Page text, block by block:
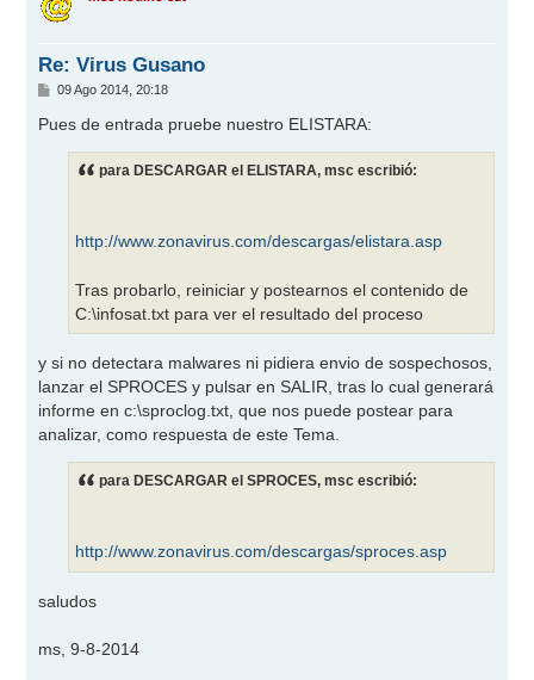
Re: Virus Gusano
M
n
s
09 Ago 2014, 20:18
Pues de entrada pruebe nuestro ELISTARA:
para DESCARGAR el ELISTARA, msc escribió:
http://www.zonavirus.com/descargas/elistara.asp
Tras probarlo, reiniciar y postearnos el contenido de
C:\infosat.txt para ver el resultado del proceso
y si no detectara malwares ni pidiera envio de sospechosos,
lanzar el SPROCES y pulsar en SALIR, tras lo cual generará
informe en c:\sproclog.txt, que nos puede postear para
analizar, como respuesta de este Tema.
para DESCARGAR el SPROCES, msc escribió:
http://www.zonavirus.com/descargas/sproces.asp
saludos
ms, 9-8-2014